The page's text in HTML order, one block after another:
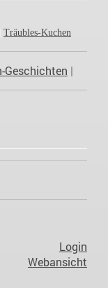
Träubles-Kuchen
Geschichten |
Login
Webansicht